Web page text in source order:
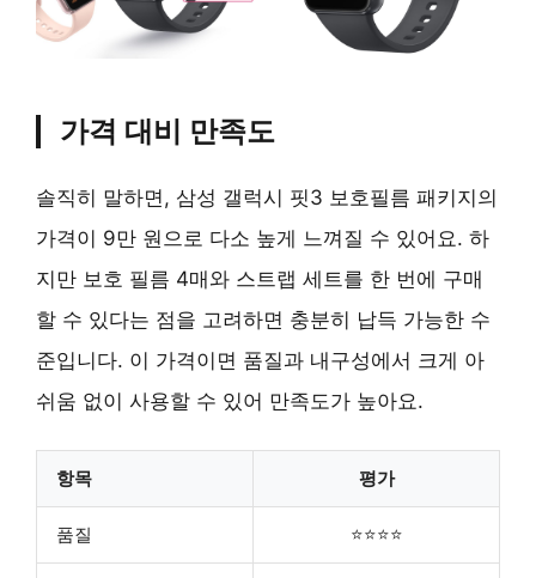
가격 대비 만족도
솔직히 말하면, 삼성 갤럭시 핏3 보호필름 패키지의
가격이 9만 원으로 다소 높게 느껴질 수 있어요. 하
지만 보호 필름 4매와 스트랩 세트를 한 번에 구매
할 수 있다는 점을 고려하면 충분히 납득 가능한 수
준입니다. 이 가격이면 품질과 내구성에서 크게 아
쉬움 없이 사용할 수 있어 만족도가 높아요.
항목 평가
품질 ⭐⭐⭐⭐